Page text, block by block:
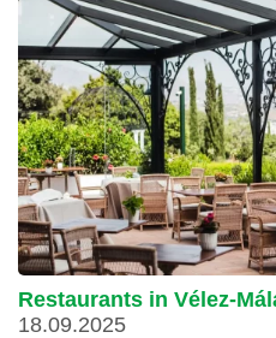
Restaurants in Vélez-
18.09.2025